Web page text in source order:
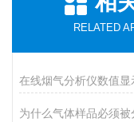
RELATED
在线烟气分析仪数值显
为什么气体样品必须被